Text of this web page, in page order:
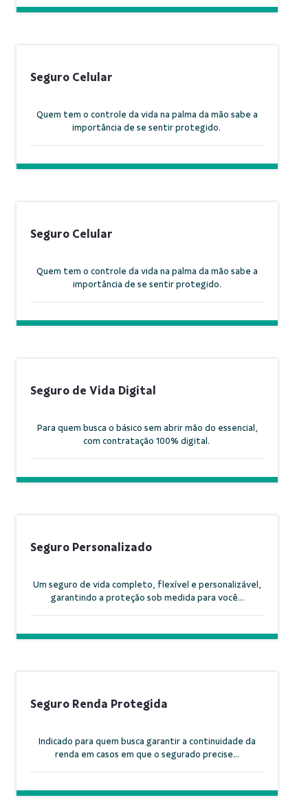
Seguro Celular
Quem tem o controle da vida na palma da mão sabe a
importância de se sentir protegido.
Seguro Celular
Quem tem o controle da vida na palma da mão sabe a
importância de se sentir protegido.
Seguro de Vida Digital
Para quem busca o básico sem abrir mão do essencial,
com contratação 100% digital.
Seguro Personalizado
Um seguro de vida completo, flexível e personalizável,
garantindo a proteção sob medida para você...
Seguro Renda Protegida
Indicado para quem busca garantir a continuidade da
renda em casos em que o segurado precise...